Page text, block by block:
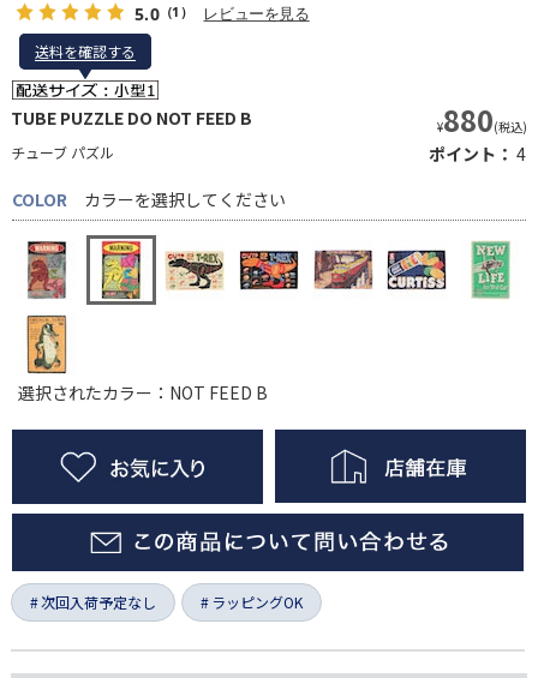
5.0（1） レビューを見る
送料を確認する
送料を確認する
TUBE PUZZLE DO NOT FEED B
チューブ パズル
¥880(税込)
ポイント： 4
COLOR
カラーを選択してください
選択されたカラー：NOT FEED B
次回入荷予定なし ラッピングOK